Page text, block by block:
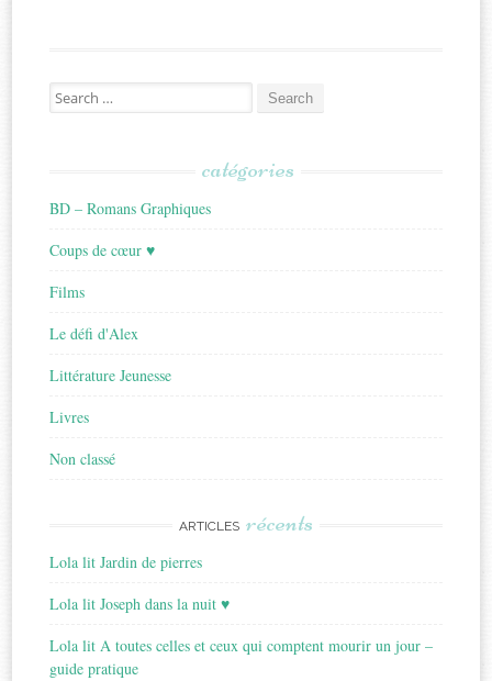
Search
for:
catégories
BD – Romans Graphiques
Coups de cœur ♥
Films
Le défi d'Alex
Littérature Jeunesse
Livres
Non classé
ARTICLES récents
Lola lit Jardin de pierres
Lola lit Joseph dans la nuit ♥
Lola lit A toutes celles et ceux qui comptent mourir un jour –
guide pratique